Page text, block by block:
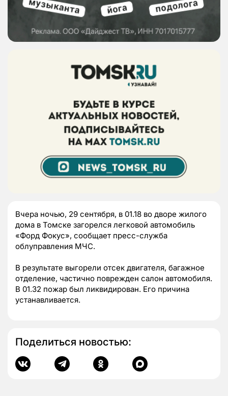
Вчера ночью, 29 сентября, в 01.18 во дворе жилого
дома в Томске загорелся легковой автомобиль
«Форд Фокус», сообщает пресс-служба
облуправления МЧС.
В результате выгорели отсек двигателя, багажное
отделение, частично поврежден салон автомобиля.
В 01.32 пожар был ликвидирован. Его причина
устанавливается.
Поделиться новостью: